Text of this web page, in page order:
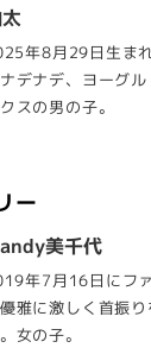
年8月29日生ま
デナデ、ヨーグ
スの男の子。
ー
美千代
年7月16日にフ
雅に激しく首振
女の子。